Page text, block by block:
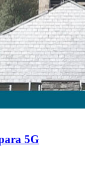
5G